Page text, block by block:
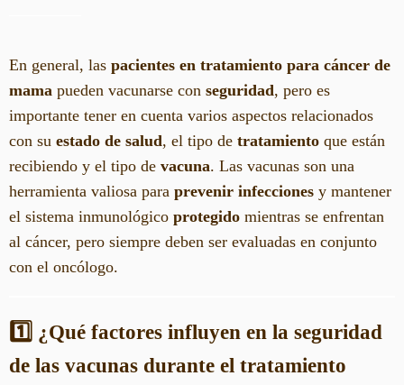
En general, las pacientes en tratamiento para cáncer de
mama pueden vacunarse con seguridad, pero es
importante tener en cuenta varios aspectos relacionados
con su estado de salud, el tipo de tratamiento que están
recibiendo y el tipo de vacuna. Las vacunas son una
herramienta valiosa para prevenir infecciones y mantener
el sistema inmunológico protegido mientras se enfrentan
al cáncer, pero siempre deben ser evaluadas en conjunto
con el oncólogo.
1️⃣ ¿Qué factores influyen en la seguridad
de las vacunas durante el tratamiento